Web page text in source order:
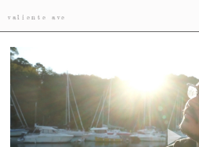
valiente ave